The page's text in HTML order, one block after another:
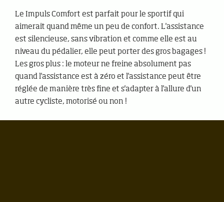
Le Impuls Comfort est parfait pour le sportif qui
aimerait quand même un peu de confort. L'assistance
est silencieuse, sans vibration et comme elle est au
niveau du pédalier, elle peut porter des gros bagages !
Les gros plus : le moteur ne freine absolument pas
quand l'assistance est à zéro et l'assistance peut être
réglée de manière très fine et s'adapter à l'allure d'un
autre cycliste, motorisé ou non !